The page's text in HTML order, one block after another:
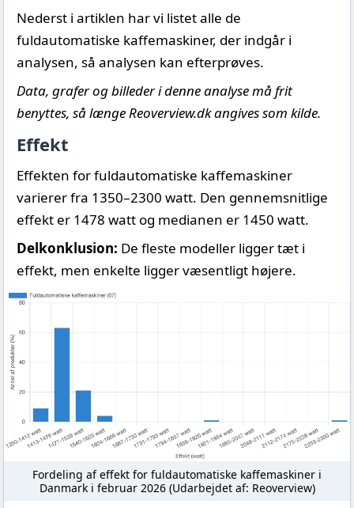
Nederst i artiklen har vi listet alle de
fuldautomatiske kaffemaskiner, der indgår i
analysen, så analysen kan efterprøves.
Data, grafer og billeder i denne analyse må frit
benyttes, så længe Reoverview.dk angives som kilde.
Effekt
Effekten for fuldautomatiske kaffemaskiner
varierer fra 1350–2300 watt. Den gennemsnitlige
effekt er 1478 watt og medianen er 1450 watt.
Delkonklusion: De fleste modeller ligger tæt i
effekt, men enkelte ligger væsentligt højere.
Fordeling af effekt for fuldautomatiske kaffemaskiner i
Danmark i februar 2026 (Udarbejdet af: Reoverview)